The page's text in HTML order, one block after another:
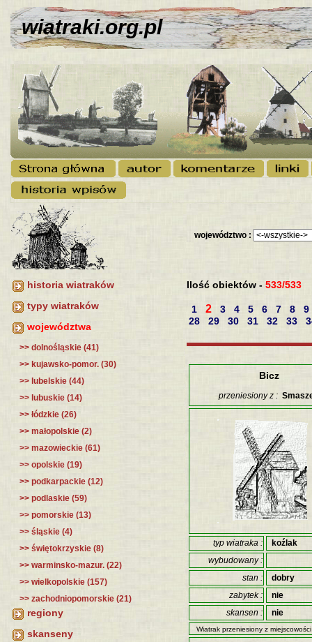
wiatraki.org.pl
historia wiatraków
typy wiatraków
województwa
>> dolnośląskie (41)
>> kujawsko-pomor. (30)
>> lubelskie (44)
>> lubuskie (14)
>> łódzkie (26)
>> małopolskie (2)
>> mazowieckie (61)
>> opolskie (19)
>> podkarpackie (12)
>> podlaskie (59)
>> pomorskie (13)
>> śląskie (4)
>> świętokrzyskie (8)
>> warminsko-mazur. (22)
>> wielkopolskie (157)
>> zachodniopomorskie (21)
regiony
skanseny
województwo :
Ilość obiektów - 533/533
1 2 3 4 5 6 7 8
9
28
29 30 31 32 33
Bicz
przeniesiony z :
typ wiatraka :
koźlak
wybudowany :
stan :
dobry
zabytek :
nie
skansen :
nie
Wiatrak przeniesiony z